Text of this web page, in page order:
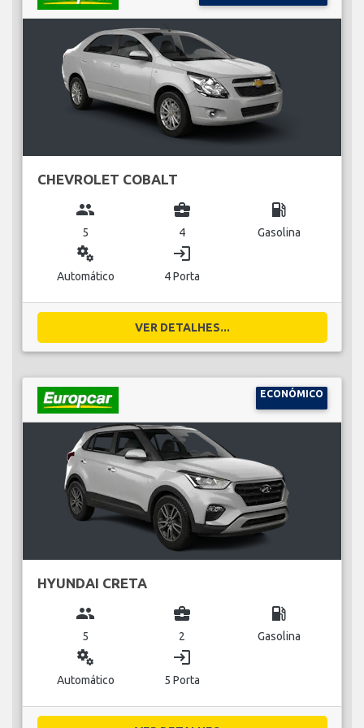
CHEVROLET COBALT
group
5
business_center
4
local_gas_station
Gasolina
miscellaneous_services
Automático
login
4 Porta
VER DETALHES...
ECONÓMICO
HYUNDAI CRETA
group
5
business_center
2
local_gas_station
Gasolina
miscellaneous_services
Automático
login
5 Porta